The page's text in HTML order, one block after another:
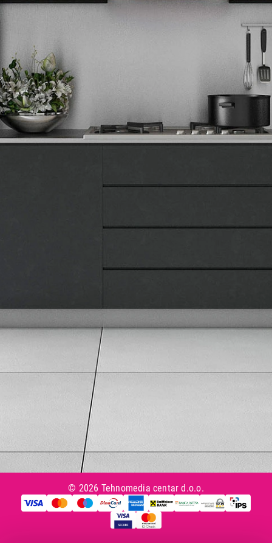
Tehnomedia
O nama
Naše prodavnice
Korisnički servis
Reklamacije i servis
Pratite nas na društvenim mrežama
© 2026 Tehnomedia centar d.o.o.